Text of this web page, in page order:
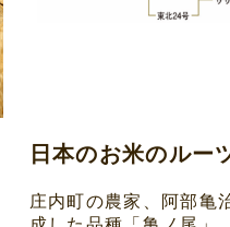
日本のお米のルー
庄内町の農家、阿部亀